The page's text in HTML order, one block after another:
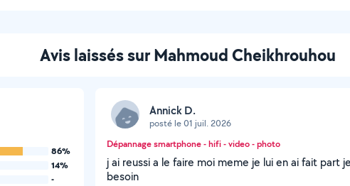
Avis laissés sur Mahmoud Cheikhrouhou
86%
14%
-
Annick D.
posté le 01 juil. 2026
Dépannage smartphone - hifi - video - photo
j ai reussi a le faire moi meme je lui en ai fait part
besoin